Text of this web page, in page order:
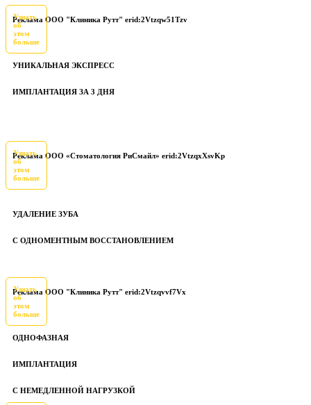
Реклама ООО "Клиника Рутт" erid:2Vtzqw51Tzv
Узнать
об
этом
больше
УНИКАЛЬНАЯ ЭКСПРЕСС
ИМПЛАНТАЦИЯ ЗА 3 ДНЯ
Реклама ООО «Стоматология РиСмайл» erid:2VtzqxXsvKp
Узнать
об
этом
больше
УДАЛЕНИЕ ЗУБА
С ОДНОМЕНТНЫМ ВОССТАНОВЛЕНИЕМ
Реклама ООО "Клиника Рутт" erid:2Vtzqvvf7Vx
Узнать
об
этом
больше
ОДНОФАЗНАЯ
ИМПЛАНТАЦИЯ
С НЕМЕДЛЕННОЙ НАГРУЗКОЙ